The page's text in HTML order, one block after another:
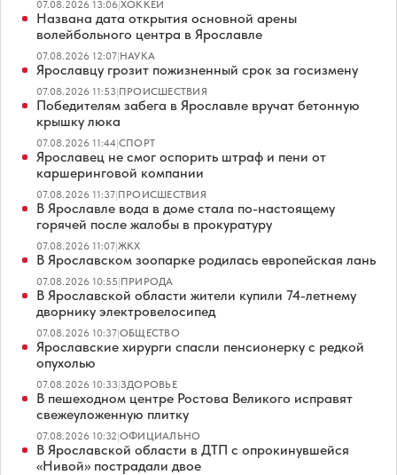
07.08.2026 13:06|ХОККЕЙ
Названа дата открытия основной арены
волейбольного центра в Ярославле
07.08.2026 12:07|НАУКА
Ярославцу грозит пожизненный срок за госизмену
07.08.2026 11:53|ПРОИСШЕСТВИЯ
Победителям забега в Ярославле вручат бетонную
крышку люка
07.08.2026 11:44|СПОРТ
Ярославец не смог оспорить штраф и пени от
каршеринговой компании
07.08.2026 11:37|ПРОИСШЕСТВИЯ
В Ярославле вода в доме стала по-настоящему
горячей после жалобы в прокуратуру
07.08.2026 11:07|ЖКХ
В Ярославском зоопарке родилась европейская лань
07.08.2026 10:55|ПРИРОДА
В Ярославской области жители купили 74-летнему
дворнику электровелосипед
07.08.2026 10:37|ОБЩЕСТВО
Ярославские хирурги спасли пенсионерку с редкой
опухолью
07.08.2026 10:33|ЗДОРОВЬЕ
В пешеходном центре Ростова Великого исправят
свежеуложенную плитку
07.08.2026 10:32|ОФИЦИАЛЬНО
В Ярославской области в ДТП с опрокинувшейся
«Нивой» пострадали двое